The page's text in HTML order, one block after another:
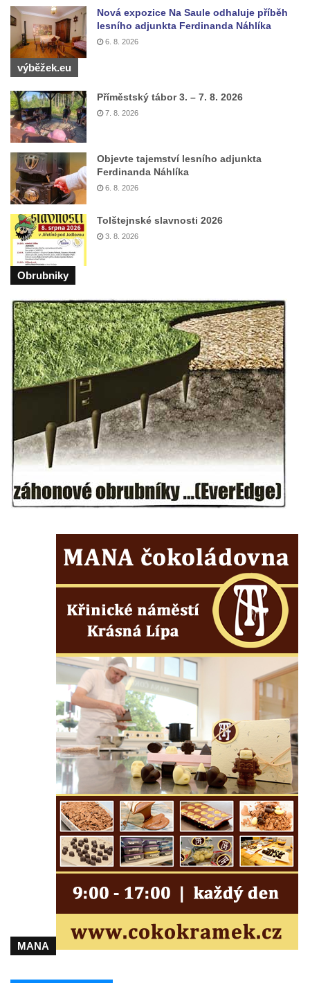
Vltavou
Hrob Antonína Kostky na hřbitově v Lužci
nad Vltavou
Vltavou
Hrob rodiny Zilcher na hřbitově v Hrobčicích
Hrob Josefa Sýkory na hřbitově v Dobříni
Hrob Antonína Svobody na hřbitově v
Dobříni
Hrob Václava Fujery na hřbitově v Dobříni
Hrob Josefa Zemana na hřbitově v Dobříni
Hrob Jana Panského a Františka Friče na
hřbitově v Dobříni
Hrob rodiny Prosche na hřbitově v Lužici
Hrob rodiny Žemličkovy na hřbitově v Lužici
Hrob Emmy Veidl na hřbitově v Lužici
Hrob rodiny Tropschuh na hřbitově v Lužici
Hrob faráře Josef Ottla na hřbitově v
Hrob rodiny Cífkovy na hřbitově v Kozlech
Hrobka rodiny Fuchs u papírny v České
Kamenici
Hrob Zdeňka Nedvěda na hřbitově ve
Sloupu v Čechách
Hrob Ferdinanda Břetislava Mikovce na
Hrob rodiny Haina na hřbitově v Krásné u
Pěnčína
Hrob rodiny Hübner na hřbitově v Krásné u
Pěnčína
Hrob rodiny Kundlatsch-Lucke na hřbitově v
Hrob Jana Kačera na hřbitově v Želkovicích
Hrob Friedricha Hoffmanna na hřbitově v
Šumburku nad Desnou – Tanvaldu
Hrob rodiny Dulde na hřbitově v Šumburku
nad Desnou – Tanvaldu
Hrob manželů Stumpe na hřbitově v
Šumburku nad Desnou – Tanvaldu
Hrob Waltera Pochmanna na hřbitově v
Šumburku nad Desnou – Tanvaldu
Hrob rodiny Pochmannových na hřbitově v
Šumburku nad Desnou – Tanvaldu
Hrob Oskara Josefa Heyera na hřbitově ve
Hrob Marie Jakschové na hřbitově v Dubé
Hrob Františka Hroudy na hřbitově v Dubé
Nová expozice Na Saule odhaluje příběh
lesního adjunkta Ferdinanda Náhlíka
6. 8. 2026
výběžek.eu
Příměstský tábor 3. – 7. 8. 2026
7. 8. 2026
Objevte tajemství lesního adjunkta
Ferdinanda Náhlíka
6. 8. 2026
Tolštejnské slavnosti 2026
3. 8. 2026
Obrubniky
MANA